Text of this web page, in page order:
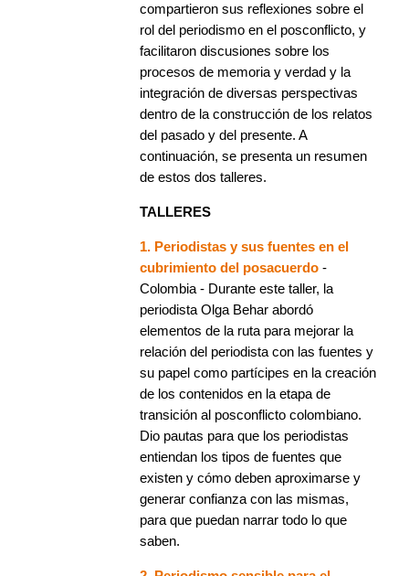
compartieron sus reflexiones sobre el
rol del periodismo en el posconflicto, y
facilitaron discusiones sobre los
procesos de memoria y verdad y la
integración de diversas perspectivas
dentro de la construcción de los relatos
del pasado y del presente. A
continuación, se presenta un resumen
de estos dos talleres.
TALLERES
1. Periodistas y sus fuentes en el
cubrimiento del posacuerdo -
Colombia - Durante este taller, la
periodista Olga Behar abordó
elementos de la ruta para mejorar la
relación del periodista con las fuentes y
su papel como partícipes en la creación
de los contenidos en la etapa de
transición al posconflicto colombiano.
Dio pautas para que los periodistas
entiendan los tipos de fuentes que
existen y cómo deben aproximarse y
generar confianza con las mismas,
para que puedan narrar todo lo que
saben.